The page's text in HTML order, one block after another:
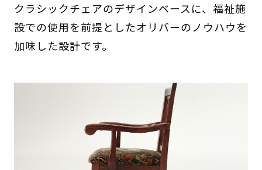
クラシックチェアのデザインベースに、福祉施
設での使用を前提としたオリバーのノウハウを
加味した設計です。